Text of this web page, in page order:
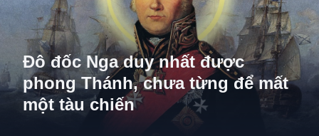
Đô đốc Nga duy nhất được
phong Thánh, chưa từng để mất
một tàu chiến